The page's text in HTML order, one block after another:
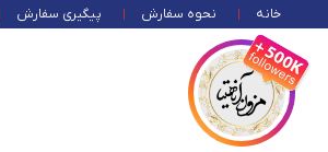
خانه نحوه سفارش پیگیری سفارش